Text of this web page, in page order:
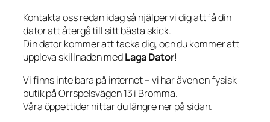
Kontakta oss redan idag så hjälper vi dig att få din
dator att återgå till sitt bästa skick.
Din dator kommer att tacka dig, och du kommer att
uppleva skillnaden medLaga Dator!
Vi finns inte bara på internet – vi har även en fysisk
butik på Orrspelsvägen 13 i Bromma.
Våra öppettider hittar du längre ner på sidan.